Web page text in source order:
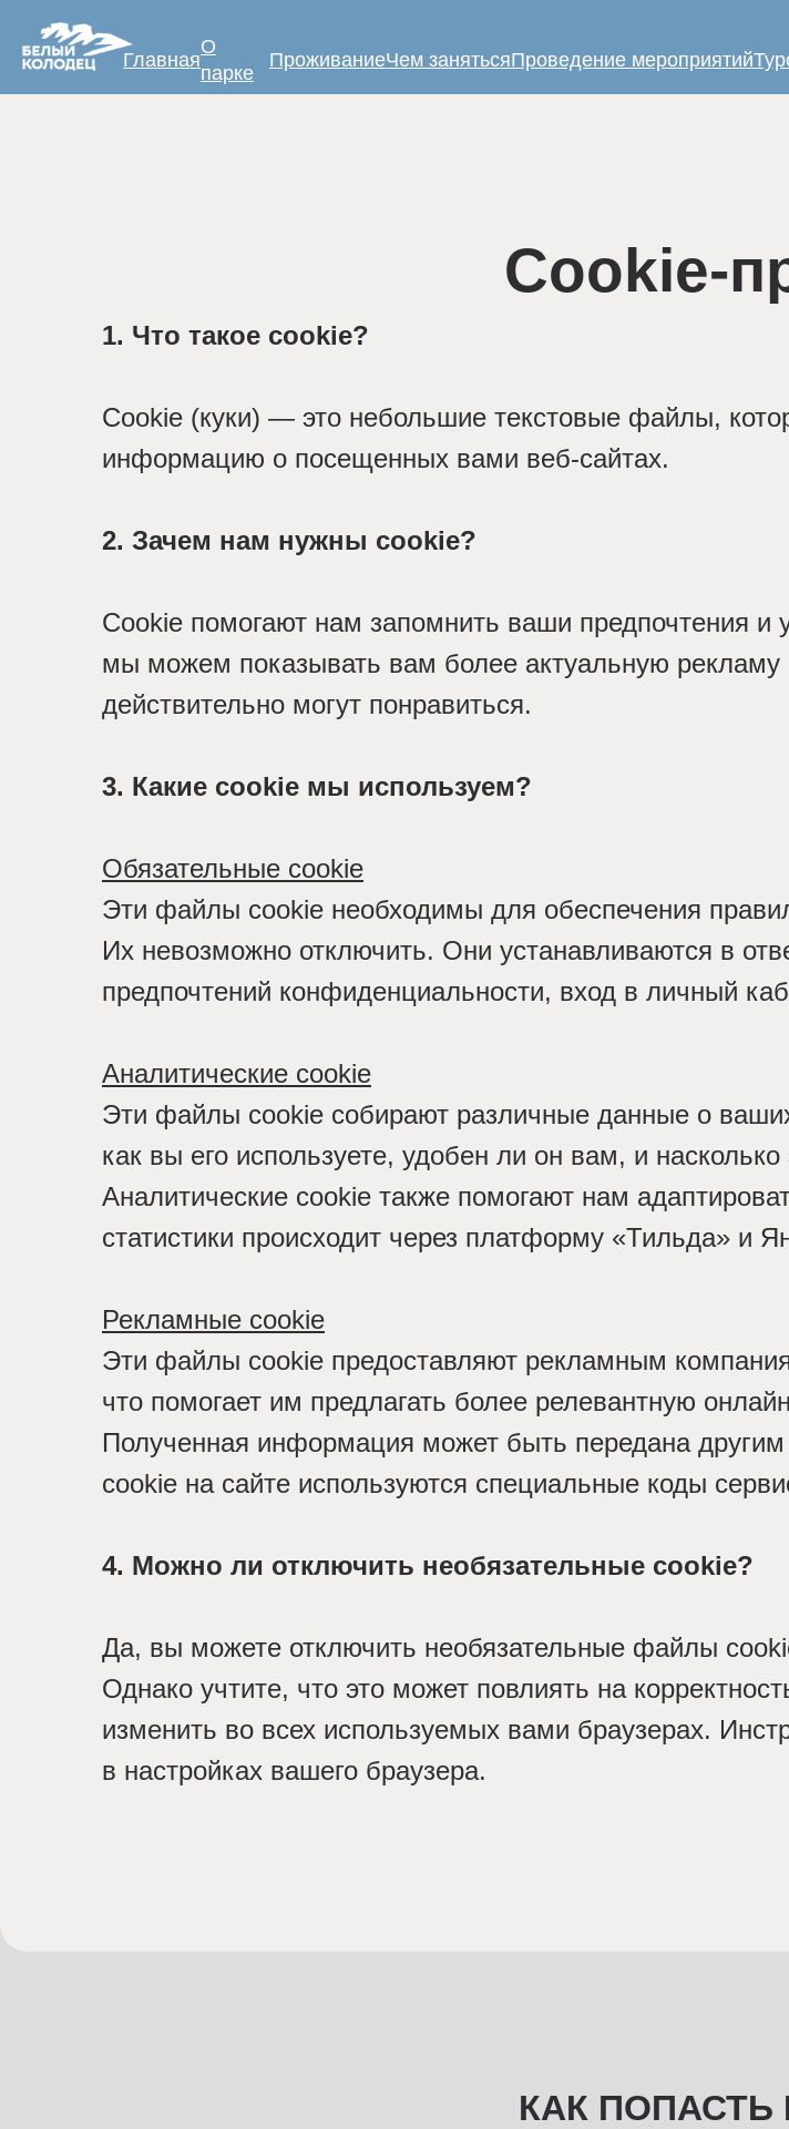
Главная
О
парке
ПроживаниеЧем занятьсяПроведение мероприятий
Cookie-
1. Что такое cookie?
Cookie (куки) — это небольшие текстовые файлы,
информацию о посещенных вами веб-сайтах.
2. Зачем нам нужны cookie?
Cookie помогают нам запомнить ваши предпочтения
мы можем показывать вам более актуальную рекламу
действительно могут понравиться.
3. Какие cookie мы используем?
Обязательные cookie
Эти файлы cookie необходимы для обеспечения
Их невозможно отключить. Они устанавливаются в
предпочтений конфиденциальности, вход в личный
Аналитические cookie
Эти файлы cookie собирают различные данные о
как вы его используете, удобен ли он вам, и
Аналитические cookie также помогают нам
статистики происходит через платформу «Тильда» и
Рекламные cookie
Эти файлы cookie предоставляют рекламным
что помогает им предлагать более релевантную
Полученная информация может быть передана
cookie на сайте используются специальные коды
4. Можно ли отключить необязательные сookie?
Да, вы можете отключить необязательные файлы
Однако учтите, что это может повлиять на
изменить во всех используемых вами браузерах.
в настройках вашего браузера.
КАК ПОПАСТЬ